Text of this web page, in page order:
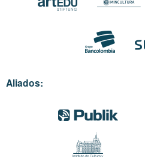
Aliados: